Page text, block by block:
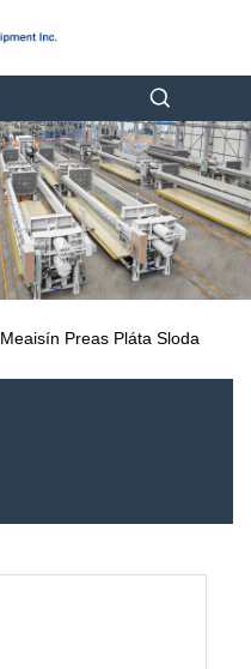
Meaisín Preas Pláta Sloda